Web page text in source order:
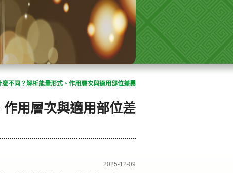
不同？解析能量形式、作用層次與適用部位差異
用層次與適用部位差
2025-12-09